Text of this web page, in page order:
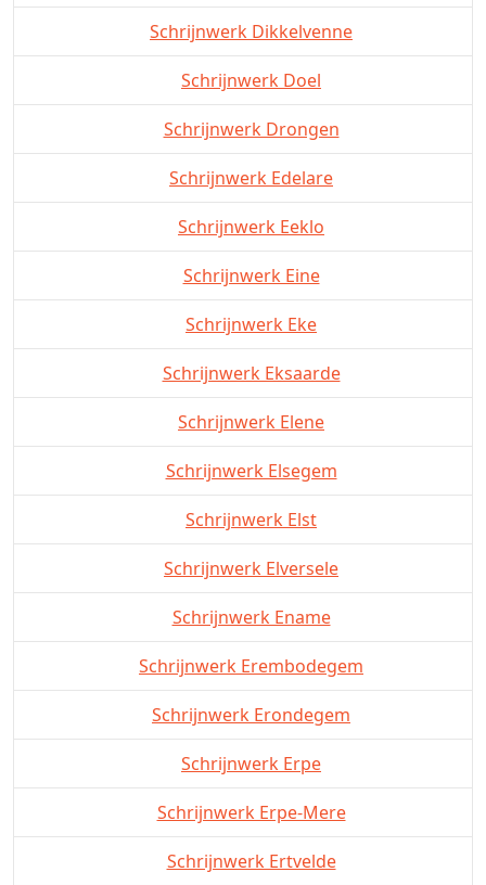
Schrijnwerk Dikkelvenne
Schrijnwerk Doel
Schrijnwerk Drongen
Schrijnwerk Edelare
Schrijnwerk Eeklo
Schrijnwerk Eine
Schrijnwerk Eke
Schrijnwerk Eksaarde
Schrijnwerk Elene
Schrijnwerk Elsegem
Schrijnwerk Elst
Schrijnwerk Elversele
Schrijnwerk Ename
Schrijnwerk Erembodegem
Schrijnwerk Erondegem
Schrijnwerk Erpe
Schrijnwerk Erpe-Mere
Schrijnwerk Ertvelde